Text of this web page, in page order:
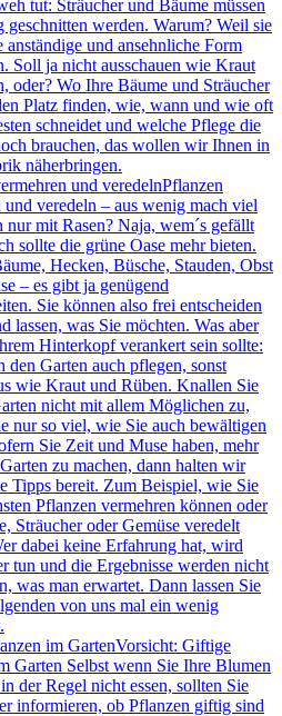
tut: Sträucher und Bäume müssen
geschnitten werden. Warum? Weil sie
anständige und ansehnliche Form
Soll ja nicht ausschauen wie Kraut
oder? Wo Ihre Bäume und Sträucher
Platz finden, wie, wann und wie oft
schneidet und welche Pflege die
brauchen, das wollen wir Ihnen in
näherbringen.
und veredelnPflanzen
und veredeln – aus wenig mach viel
nur mit Rasen? Naja, wem´s gefällt
sollte die grüne Oase mehr bieten.
Hecken, Büsche, Stauden, Obst
– es gibt ja genügend
Sie können also frei entscheiden
lassen, was Sie möchten. Was aber
Hinterkopf verankert sein sollte:
den Garten auch pflegen, sonst
wie Kraut und Rüben. Knallen Sie
nicht mit allem Möglichen zu,
nur so viel, wie Sie auch bewältigen
Sie Zeit und Muse haben, mehr
zu machen, dann halten wir
Tipps bereit. Zum Beispiel, wie Sie
Pflanzen vermehren können oder
Sträucher oder Gemüse veredelt
dabei keine Erfahrung hat, wird
tun und die Ergebnisse werden nicht
was man erwartet. Dann lassen Sie
von uns mal ein wenig
im GartenVorsicht: Giftige
Garten Selbst wenn Sie Ihre Blumen
der Regel nicht essen, sollten Sie
informieren, ob Pflanzen giftig sind